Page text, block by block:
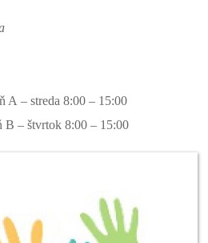
A – streda 8:00 – 15:00
8:00 – 15:00